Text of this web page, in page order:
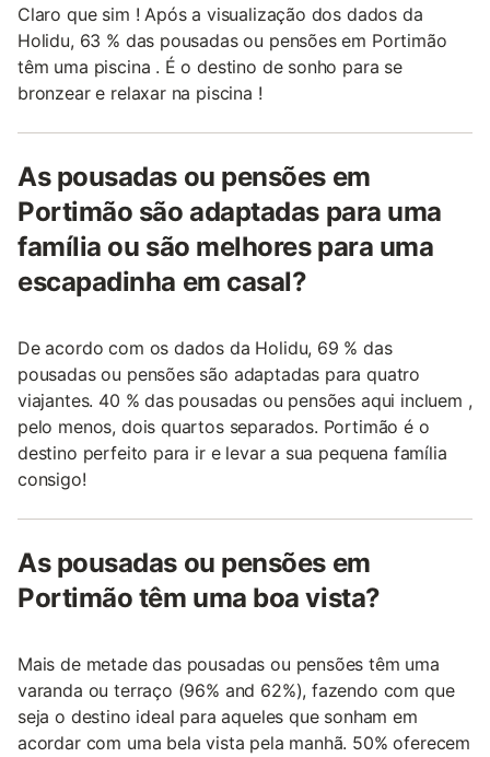
Claro que sim ! Após a visualização dos dados da
Holidu, 63 % das pousadas ou pensões em Portimão
têm uma piscina . É o destino de sonho para se
bronzear e relaxar na piscina !
As pousadas ou pensões em
Portimão são adaptadas para uma
família ou são melhores para uma
escapadinha em casal?
De acordo com os dados da Holidu, 69 % das
pousadas ou pensões são adaptadas para quatro
viajantes. 40 % das pousadas ou pensões aqui incluem ,
pelo menos, dois quartos separados. Portimão é o
destino perfeito para ir e levar a sua pequena família
consigo!
As pousadas ou pensões em
Portimão têm uma boa vista?
Mais de metade das pousadas ou pensões têm uma
varanda ou terraço (96% and 62%), fazendo com que
seja o destino ideal para aqueles que sonham em
acordar com uma bela vista pela manhã. 50% oferecem